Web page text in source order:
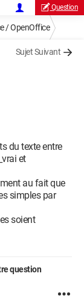
Question
/ OpenOffice
Sujet Suivant
du texte entre
et
au fait que
simples par
soient
question